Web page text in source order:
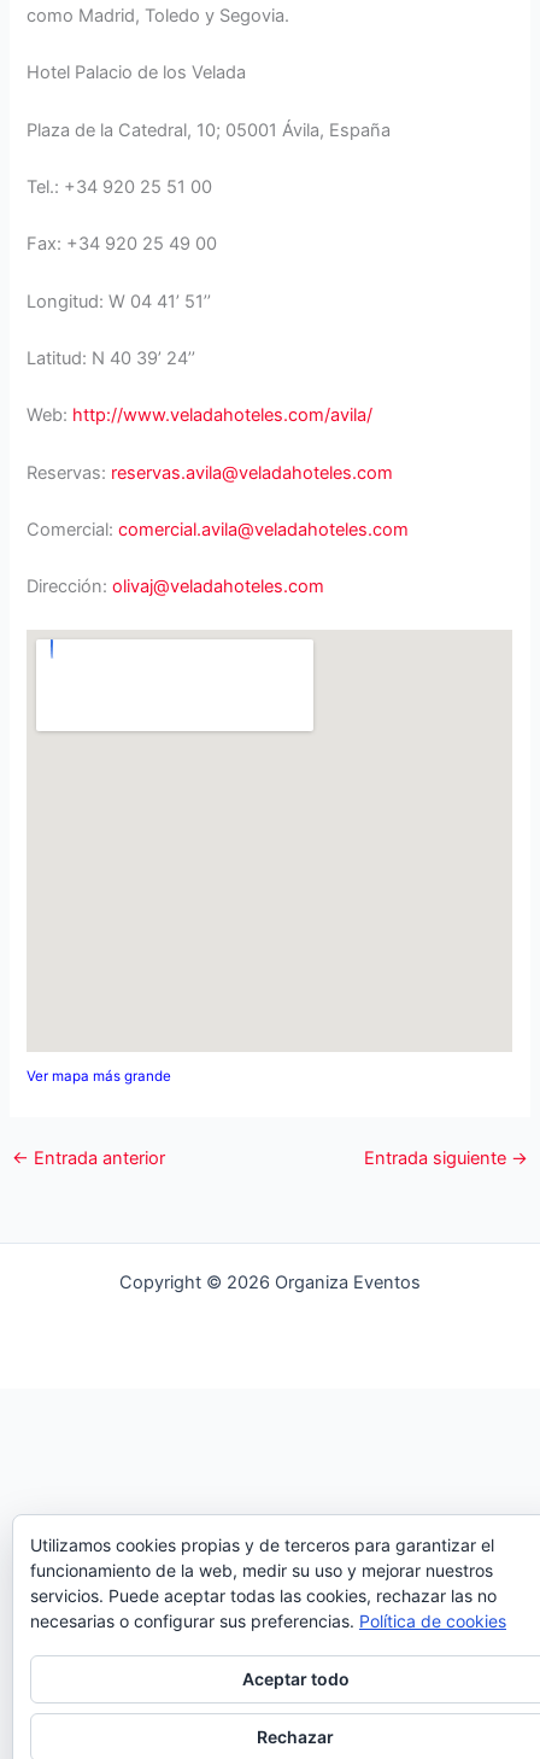
como Madrid, Toledo y Segovia.
Hotel Palacio de los Velada
Plaza de la Catedral, 10; 05001 Ávila, España
Tel.: +34 920 25 51 00
Fax: +34 920 25 49 00
Longitud: W 04 41’ 51’’
Latitud: N 40 39’ 24’’
Web: http://www.veladahoteles.com/avila/
Reservas: reservas.avila@veladahoteles.com
Comercial:comercial.avila@veladahoteles.com
Dirección:olivaj@veladahoteles.com
Ver mapa más grande
← Entrada anterior Entrada siguiente →
Copyright © 2026 Organiza Eventos
Utilizamos cookies propias y de terceros para garantizar el
funcionamiento de la web, medir su uso y mejorar nuestros
servicios. Puede aceptar todas las cookies, rechazar las no
necesarias o configurar sus preferencias. Política de cookies
Aceptar todo
Rechazar